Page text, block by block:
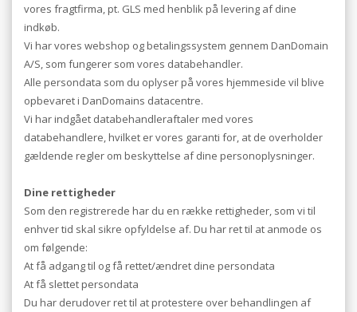
vores fragtfirma, pt. GLS med henblik på levering af dine
indkøb.
Vi har vores webshop og betalingssystem gennem DanDomain
A/S, som fungerer som vores databehandler.
Alle persondata som du oplyser på vores hjemmeside vil blive
opbevaret i DanDomains datacentre.
Vi har indgået databehandleraftaler med vores
databehandlere, hvilket er vores garanti for, at de overholder
gældende regler om beskyttelse af dine personoplysninger.
Dine rettigheder
Som den registrerede har du en række rettigheder, som vi til
enhver tid skal sikre opfyldelse af. Du har ret til at anmode os
om følgende:
At få adgang til og få rettet/ændret dine persondata
At få slettet persondata
Du har derudover ret til at protestere over behandlingen af